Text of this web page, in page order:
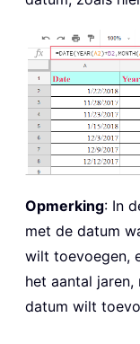
Opmerking: In
met de datum
wilt toevoegen,
het aantal jaren,
datum wilt